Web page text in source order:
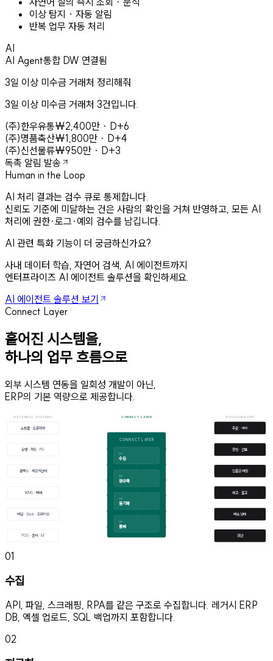
이상 탐지 · 자동 알림
반복 업무 자동 처리
AI
AI Agent통합 DW 연결됨
3일 이상 미수금 거래처 정리해줘
3일 이상 미수금 거래처 3건입니다.
(주)한우유통₩2,400만 · D+6
(주)명품축산₩1,800만 · D+4
(주)신선물류₩950만 · D+3
독촉 알림 발송
Human in the Loop
AI 처리 결과는 검수 큐로 통제합니다.
신뢰도 기준에 미달하는 건은 사람의 확인을 거쳐 반영하고, 모든 AI
처리에 권한·로그·예외 검수를 남깁니다.
AI 관련 특화 기능이 더 궁금하신가요?
사내 데이터 학습, 자연어 검색, AI 에이전트까지
엔터프라이즈 AI 에이전트 솔루션을 확인하세요.
AI 에이전트 솔루션 보기
Connect Layer
흩어진 시스템을,
하나의 업무 흐름으로
외부 시스템 연동을 일회성 개발이 아닌,
ERP의 기본 역량으로 제공합니다.
EXTERNAL SYSTEMS CONNECT LAYER POOOLING ERP
쇼핑몰 · 오픈마켓
은행 · 카드 · PG
홈택스 · 세금계산서
WMS · 택배
메일 · Slack · 드라이브
POS · 센서 · IoT
CONNECT LAYER
01
수집
02
정규화
03
동기화
04
통제
주문 · 계약
증빙 · 전표
입출금 매칭
재고 · 출고
배송 상태
정산
01
수집
API, 파일, 스크래핑, RPA를 같은 구조로 수집합니다. 레거시 ERP
DB, 엑셀 업로드, SQL 백업까지 포함합니다.
02